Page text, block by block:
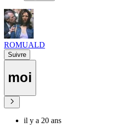
ROMUALD
Suivre
moi
il y a 20 ans